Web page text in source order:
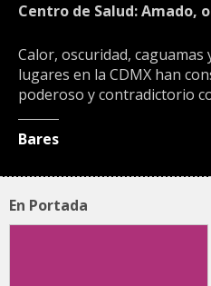
Centro de Salud: Amado,
Calor, oscuridad,
lugares en la CDMX han
poderoso y contradictorio
Bares
En Portada